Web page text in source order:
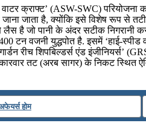
जुलाई 2026
क्राफ्ट’ (ASW-SWC) परियोजना
जाता है, क्योंकि इसे विशेष रूप से
है जो पानी के अंदर सटीक निगरानी
टन वजनी युद्धपोत है. इसमें ‘हाई-
रीच शिपबिल्डर्स एंड इंजीनियर्स’
तट (अरब सागर) के निकट स्थित
होम